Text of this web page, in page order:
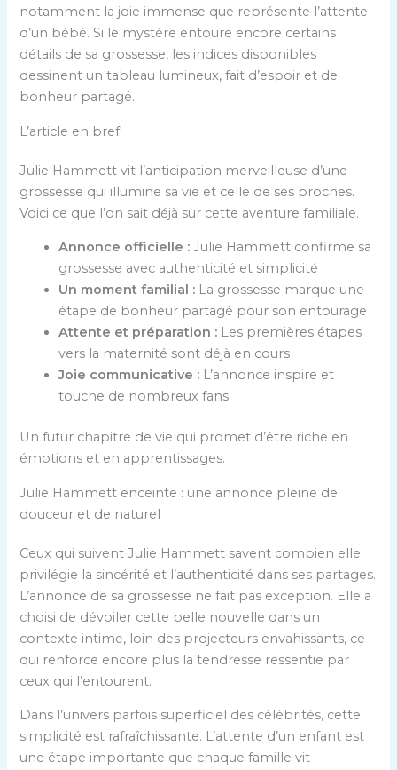
notamment la joie immense que représente l’attente
d’un bébé. Si le mystère entoure encore certains
détails de sa grossesse, les indices disponibles
dessinent un tableau lumineux, fait d’espoir et de
bonheur partagé.
L’article en bref
Julie Hammett vit l’anticipation merveilleuse d’une
grossesse qui illumine sa vie et celle de ses proches.
Voici ce que l’on sait déjà sur cette aventure familiale.
Annonce officielle : Julie Hammett confirme sa
grossesse avec authenticité et simplicité
Un moment familial : La grossesse marque une
étape de bonheur partagé pour son entourage
Attente et préparation : Les premières étapes
vers la maternité sont déjà en cours
Joie communicative : L’annonce inspire et
touche de nombreux fans
Un futur chapitre de vie qui promet d’être riche en
émotions et en apprentissages.
Julie Hammett enceinte : une annonce pleine de
douceur et de naturel
Ceux qui suivent Julie Hammett savent combien elle
privilégie la sincérité et l’authenticité dans ses partages.
L’annonce de sa grossesse ne fait pas exception. Elle a
choisi de dévoiler cette belle nouvelle dans un
contexte intime, loin des projecteurs envahissants, ce
qui renforce encore plus la tendresse ressentie par
ceux qui l’entourent.
Dans l’univers parfois superficiel des célébrités, cette
simplicité est rafraîchissante. L’attente d’un enfant est
une étape importante que chaque famille vit